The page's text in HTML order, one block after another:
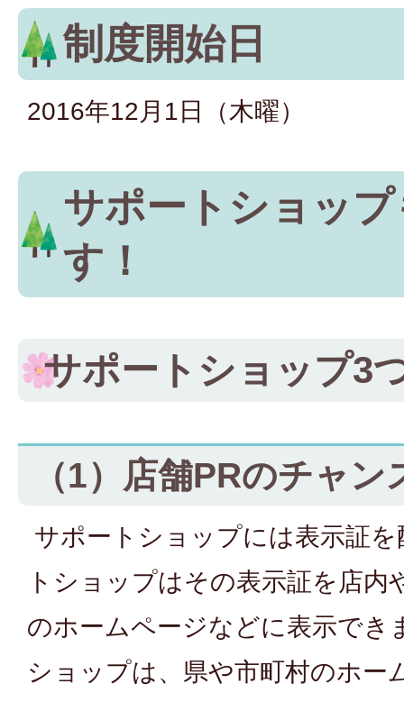
制度開始日
2016年12月1日（木曜）
サポートショッ
す！
サポートショップ3
（1）店舗PRのチャン
サポートショップには表示証
トショップはその表示証を店内
のホームページなどに表示でき
ショップは、県や市町村のホー